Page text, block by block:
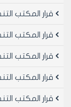
قرار المكتب التنفيذي
قرار المكتب التنفيذي
قرار المكتب التنفيذي
قرار المكتب
قرار المكتب التنفيذي